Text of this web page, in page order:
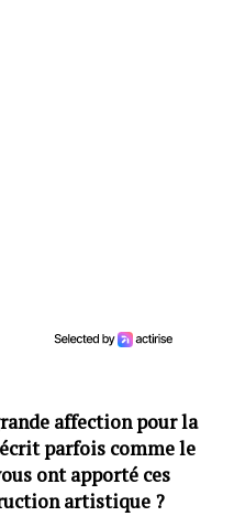
affection pour la
parfois comme le
ont apporté ces
artistique ?